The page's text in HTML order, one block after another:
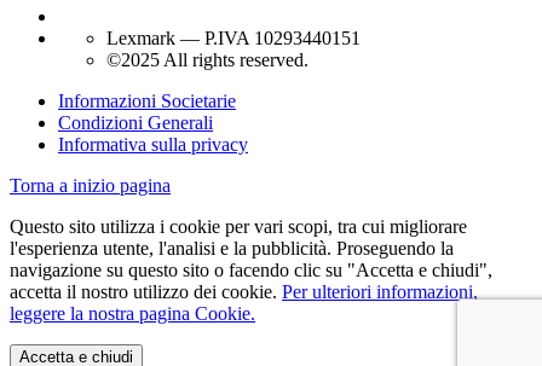
Lexmark — P.IVA 10293440151
©2025 All rights reserved.
Informazioni Societarie
Condizioni Generali
Informativa sulla privacy
Torna a inizio pagina
Questo sito utilizza i cookie per vari scopi, tra cui migliorare
l'esperienza utente, l'analisi e la pubblicità. Proseguendo la
navigazione su questo sito o facendo clic su "Accetta e chiudi",
accetta il nostro utilizzo dei cookie. Per ulteriori informazioni,
leggere la nostra pagina Cookie.
Accetta e chiudi